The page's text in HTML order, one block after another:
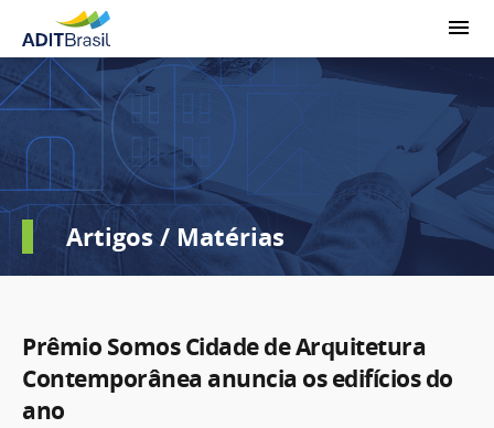
Artigos / Matérias
Prêmio Somos Cidade de Arquitetura
Contemporânea anuncia os edifícios do
ano